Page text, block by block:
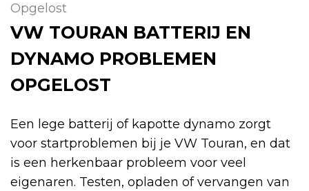
Opgelost
VW TOURAN BATTERIJ EN
DYNAMO PROBLEMEN
OPGELOST
Een lege batterij of kapotte dynamo zorgt
voor startproblemen bij je VW Touran, en dat
is een herkenbaar probleem voor veel
eigenaren. Testen, opladen of vervangen van